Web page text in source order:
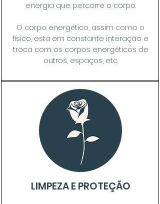
energia que percorre o corpo.
O corpo energético, assim como o
físico, está em constante interação e
troca com os corpos energéticos de
outros, espaços, etc.
LIMPEZA E PROTEÇÃO